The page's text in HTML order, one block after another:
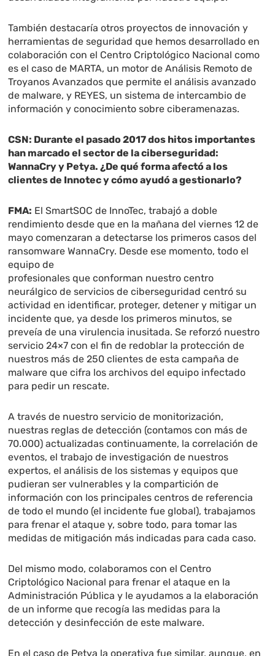
También destacaría otros proyectos de innovación y
herramientas de seguridad que hemos desarrollado en
colaboración con el Centro Criptológico Nacional como
es el caso de MARTA, un motor de Análisis Remoto de
Troyanos Avanzados que permite el análisis avanzado
de malware, y REYES, un sistema de intercambio de
información y conocimiento sobre ciberamenazas.
CSN: Durante el pasado 2017 dos hitos importantes
han marcado el sector de la ciberseguridad:
WannaCry y Petya. ¿De qué forma afectó a los
clientes de Innotec y cómo ayudó a gestionarlo?
FMA: El SmartSOC de InnoTec, trabajó a doble
rendimiento desde que en la mañana del viernes 12 de
mayo comenzaran a detectarse los primeros casos del
ransomware WannaCry. Desde ese momento, todo el
equipo de
profesionales que conforman nuestro centro
neurálgico de servicios de ciberseguridad centró su
actividad en identificar, proteger, detener y mitigar un
incidente que, ya desde los primeros minutos, se
preveía de una virulencia inusitada. Se reforzó nuestro
servicio 24×7 con el fin de redoblar la protección de
nuestros más de 250 clientes de esta campaña de
malware que cifra los archivos del equipo infectado
para pedir un rescate.
A través de nuestro servicio de monitorización,
nuestras reglas de detección (contamos con más de
70.000) actualizadas continuamente, la correlación de
eventos, el trabajo de investigación de nuestros
expertos, el análisis de los sistemas y equipos que
pudieran ser vulnerables y la compartición de
información con los principales centros de referencia
de todo el mundo (el incidente fue global), trabajamos
para frenar el ataque y, sobre todo, para tomar las
medidas de mitigación más indicadas para cada caso.
Del mismo modo, colaboramos con el Centro
Criptológico Nacional para frenar el ataque en la
Administración Pública y le ayudamos a la elaboración
de un informe que recogía las medidas para la
detección y desinfección de este malware.
En el caso de Petya la operativa fue similar, aunque, en